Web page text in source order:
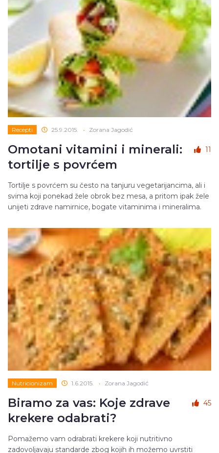
Recepti 25.9.2015. • Zorana Jagodić
Omotani vitamini i minerali:
tortilje s povrćem
11
Tortilje s povrćem su često na tanjuru vegetarijancima, ali i
svima koji ponekad žele obrok bez mesa, a pritom ipak žele
unijeti zdrave namirnice, bogate vitaminima i mineralima.
Nutricionizam 1.6.2015. • Zorana Jagodić
Biramo za vas: Koje zdrave
krekere odabrati?
45
Pomažemo vam odrabrati krekere koji nutritivno
zadovoljavaju standarde zbog kojih ih možemo uvrstiti